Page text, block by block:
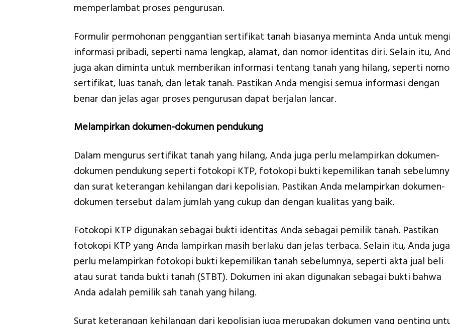
memperlambat proses pengurusan.
Formulir permohonan penggantian sertifikat tanah biasanya meminta Anda untuk
informasi pribadi, seperti nama lengkap, alamat, dan nomor identitas diri. Selain itu,
juga akan diminta untuk memberikan informasi tentang tanah yang hilang, seperti
sertifikat, luas tanah, dan letak tanah. Pastikan Anda mengisi semua informasi dengan
benar dan jelas agar proses pengurusan dapat berjalan lancar.
Melampirkan dokumen-dokumen pendukung
Dalam mengurus sertifikat tanah yang hilang, Anda juga perlu melampirkan dokumen-
dokumen pendukung seperti fotokopi KTP, fotokopi bukti kepemilikan tanah
dan surat keterangan kehilangan dari kepolisian. Pastikan Anda melampirkan dokumen-
dokumen tersebut dalam jumlah yang cukup dan dengan kualitas yang baik.
Fotokopi KTP digunakan sebagai bukti identitas Anda sebagai pemilik tanah. Pastikan
fotokopi KTP yang Anda lampirkan masih berlaku dan jelas terbaca. Selain itu, Anda juga
perlu melampirkan fotokopi bukti kepemilikan tanah sebelumnya, seperti akta jual beli
atau surat tanda bukti tanah (STBT). Dokumen ini akan digunakan sebagai bukti bahwa
Anda adalah pemilik sah tanah yang hilang.
Surat keterangan kehilangan dari kepolisian juga merupakan dokumen yang penting